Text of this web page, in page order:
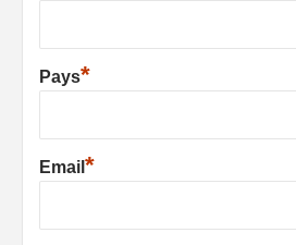
Pays*
Email *